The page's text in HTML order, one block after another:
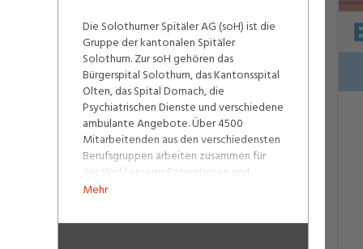
Die Solothurner Spitäler AG (soH) ist die
Gruppe der kantonalen Spitäler
Solothurn. Zur soH gehören das
Bürgerspital Solothurn, das Kantonsspital
Olten, das Spital Dornach, die
Psychiatrischen Dienste und verschiedene
ambulante Angebote. Über 4500
Mitarbeitenden aus den verschiedensten
Berufsgruppen arbeiten zusammen für
das Wohl unserer Patientinnen und
Patienten. Einziger Eigentümer der
zurzeit der Kanton Solothurn. Unsere
Mehr